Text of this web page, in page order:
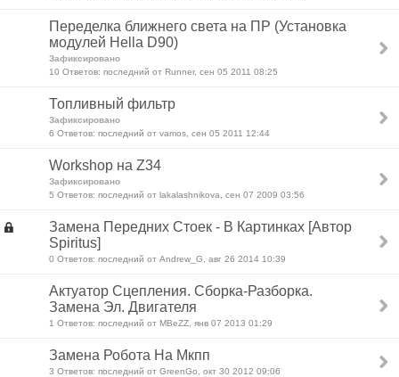
Переделка ближнего света на ПР (Установка
модулей Hella D90)
Зафиксировано
10 Ответов: последний от Runner, сен 05 2011 08:25
Топливный фильтр
Зафиксировано
6 Ответов: последний от vamos, сен 05 2011 12:44
Workshop на Z34
Зафиксировано
5 Ответов: последний от lakalashnikova, сен 07 2009 03:56
Замена Передних Стоек - В Картинках [Автор
Spiritus]
0 Ответов: последний от Andrew_G, авг 26 2014 10:39
Актуатор Сцепления. Сборка-Разборка.
Замена Эл. Двигателя
1 Ответов: последний от MBeZZ, янв 07 2013 01:29
Замена Робота На Мкпп
3 Ответов: последний от GreenGo, окт 30 2012 09:06